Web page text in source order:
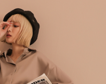
AFTEE先享後付」服務完成之交
，並將交易相關給付款項請求債
址：
或監護人之同意方可使用
起之損失，本公司不負相關責
運費
運費